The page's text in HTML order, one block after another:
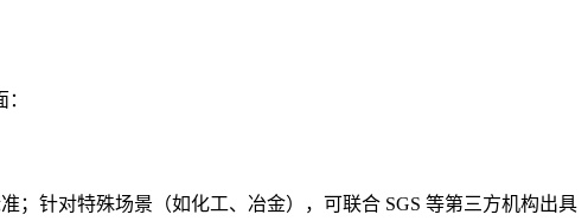
；针对特殊场景（如化工、冶金），可联合 SGS 等第三方机构出具